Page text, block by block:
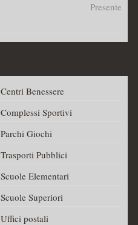
Presente
Centri Benessere
Complessi Sportivi
Parchi Giochi
Trasporti Pubblici
Scuole Elementari
Scuole Superiori
Uffici postali